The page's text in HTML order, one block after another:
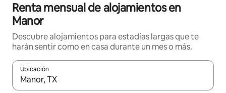
Renta mensual de alojamientos en
Manor
Descubre alojamientos para estadías largas que te
harán sentir como en casa durante un mes o más.
Ubicación
Cuando los resultados estén disponibles, navega con las